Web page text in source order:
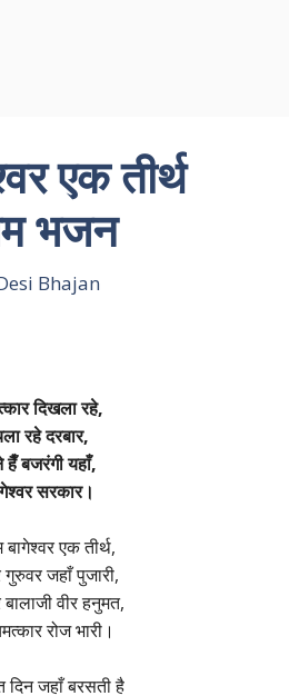
एक तीर्थ
भजन
Bhajan
दिखला रहे,
रहे दरबार,
हैँ बजरंगी यहाँ,
सरकार।
बागेश्वर एक तीर्थ,
गुरुवर जहाँ पुजारी,
वीर हनुमत,
रोज भारी।
दिन जहाँ बरसती है